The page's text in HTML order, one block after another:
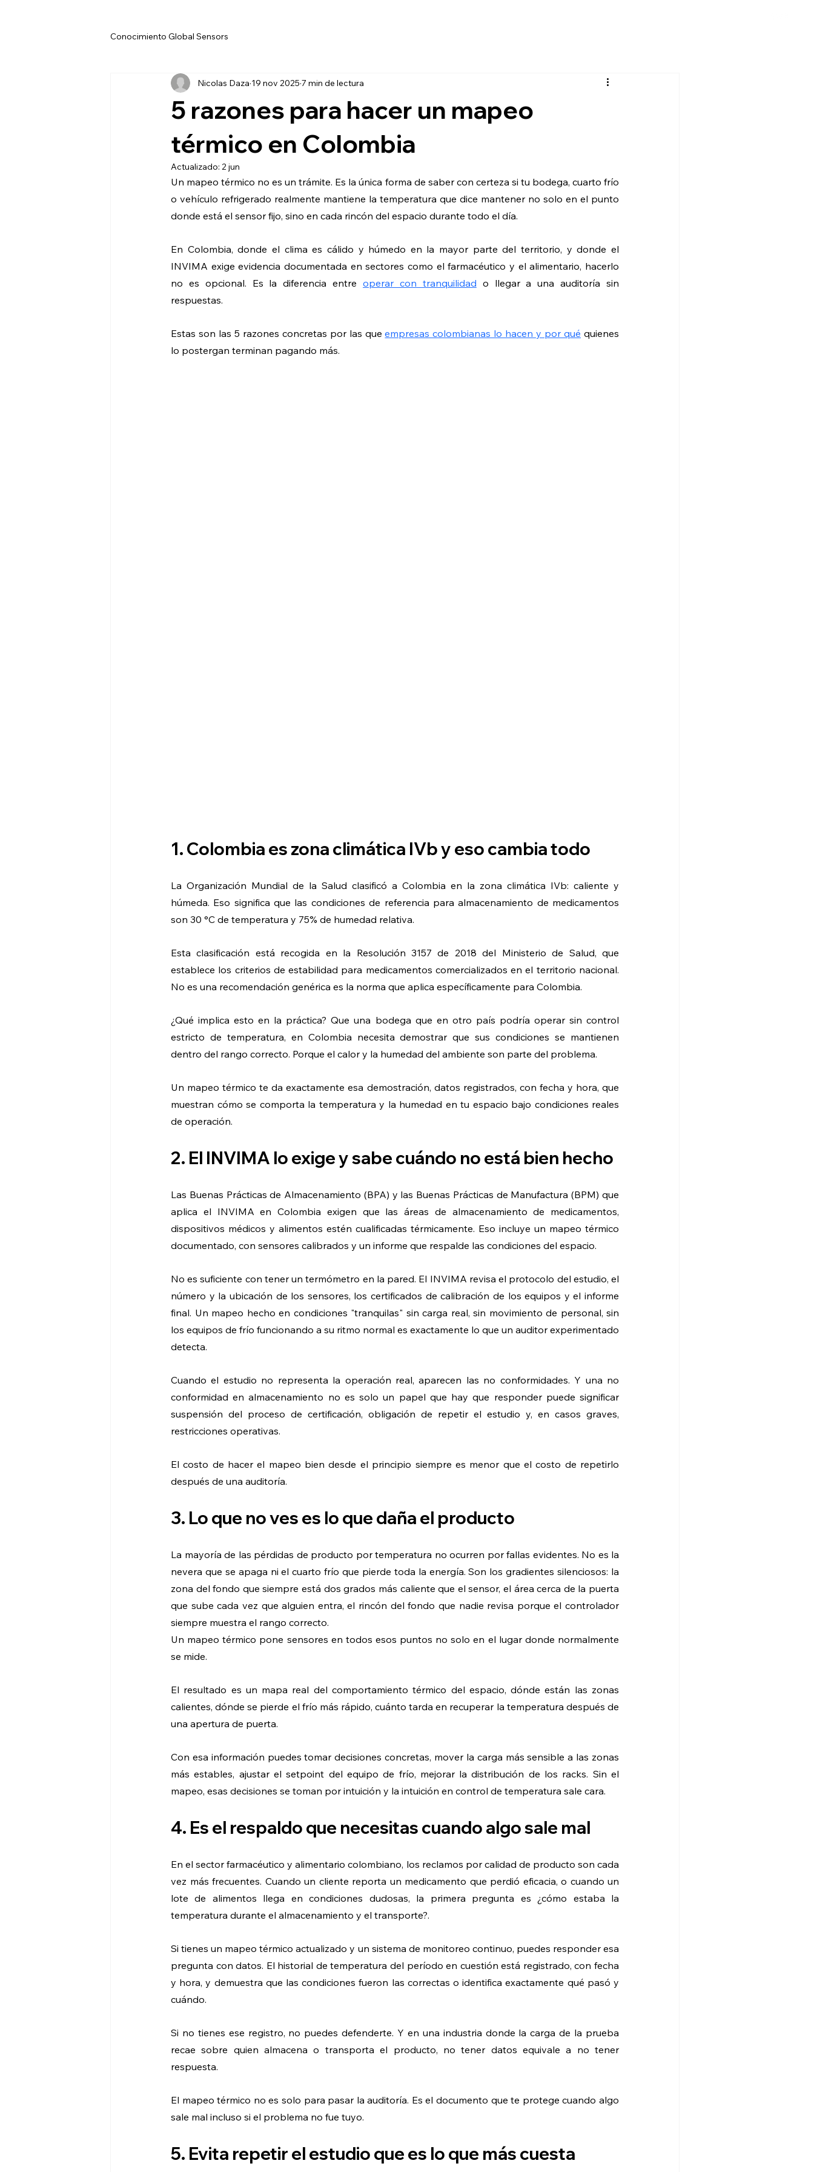
Conocimiento Global Sensors
5 razones para hacer un mapeo
térmico en Colombia
Nicolas Daza 19 nov 2025 7 min de lectura
Actualizado: 2 jun
Un mapeo térmico no es un trámite. Es la única forma de saber con certeza si tu bodega, cuarto frío
o vehículo refrigerado realmente mantiene la temperatura que dice mantener no solo en el punto
donde está el sensor fijo, sino en cada rincón del espacio durante todo el día.
En Colombia, donde el clima es cálido y húmedo en la mayor parte del territorio, y donde el
INVIMA exige evidencia documentada en sectores como el farmacéutico y el alimentario, hacerlo
no es opcional. Es la diferencia entre operar con tranquilidad o llegar a una auditoría sin
respuestas.
Estas son las 5 razones concretas por las que empresas colombianas lo hacen y por qué quienes
lo postergan terminan pagando más.
1. Colombia es zona climática IVb y eso cambia todo
La Organización Mundial de la Salud clasificó a Colombia en la zona climática IVb: caliente y
húmeda. Eso significa que las condiciones de referencia para almacenamiento de medicamentos
son 30 °C de temperatura y 75% de humedad relativa.
Esta clasificación está recogida en la Resolución 3157 de 2018 del Ministerio de Salud, que
establece los criterios de estabilidad para medicamentos comercializados en el territorio nacional.
No es una recomendación genérica es la norma que aplica específicamente para Colombia.
¿Qué implica esto en la práctica? Que una bodega que en otro país podría operar sin control
estricto de temperatura, en Colombia necesita demostrar que sus condiciones se mantienen
dentro del rango correcto. Porque el calor y la humedad del ambiente son parte del problema.
Un mapeo térmico te da exactamente esa demostración, datos registrados, con fecha y hora, que
muestran cómo se comporta la temperatura y la humedad en tu espacio bajo condiciones reales
de operación.
2. El INVIMA lo exige y sabe cuándo no está bien hecho
Las Buenas Prácticas de Almacenamiento (BPA) y las Buenas Prácticas de Manufactura (BPM) que
aplica el INVIMA en Colombia exigen que las áreas de almacenamiento de medicamentos,
dispositivos médicos y alimentos estén cualificadas térmicamente. Eso incluye un mapeo térmico
documentado, con sensores calibrados y un informe que respalde las condiciones del espacio.
No es suficiente con tener un termómetro en la pared. El INVIMA revisa el protocolo del estudio, el
número y la ubicación de los sensores, los certificados de calibración de los equipos y el informe
final. Un mapeo hecho en condiciones "tranquilas" sin carga real, sin movimiento de personal, sin
los equipos de frío funcionando a su ritmo normal es exactamente lo que un auditor experimentado
detecta.
Cuando el estudio no representa la operación real, aparecen las no conformidades. Y una no
conformidad en almacenamiento no es solo un papel que hay que responder puede significar
suspensión del proceso de certificación, obligación de repetir el estudio y, en casos graves,
restricciones operativas.
El costo de hacer el mapeo bien desde el principio siempre es menor que el costo de repetirlo
después de una auditoría.
3. Lo que no ves es lo que daña el producto
La mayoría de las pérdidas de producto por temperatura no ocurren por fallas evidentes. No es la
nevera que se apaga ni el cuarto frío que pierde toda la energía. Son los gradientes silenciosos: la
zona del fondo que siempre está dos grados más caliente que el sensor, el área cerca de la puerta
que sube cada vez que alguien entra, el rincón del fondo que nadie revisa porque el controlador
siempre muestra el rango correcto.
Un mapeo térmico pone sensores en todos esos puntos no solo en el lugar donde normalmente
se mide.
El resultado es un mapa real del comportamiento térmico del espacio, dónde están las zonas
calientes, dónde se pierde el frío más rápido, cuánto tarda en recuperar la temperatura después de
una apertura de puerta.
Con esa información puedes tomar decisiones concretas, mover la carga más sensible a las zonas
más estables, ajustar el setpoint del equipo de frío, mejorar la distribución de los racks. Sin el
mapeo, esas decisiones se toman por intuición y la intuición en control de temperatura sale cara.
4. Es el respaldo que necesitas cuando algo sale mal
En el sector farmacéutico y alimentario colombiano, los reclamos por calidad de producto son cada
vez más frecuentes. Cuando un cliente reporta un medicamento que perdió eficacia, o cuando un
lote de alimentos llega en condiciones dudosas, la primera pregunta es ¿cómo estaba la
temperatura durante el almacenamiento y el transporte?.
Si tienes un mapeo térmico actualizado y un sistema de monitoreo continuo, puedes responder esa
pregunta con datos. El historial de temperatura del período en cuestión está registrado, con fecha
y hora, y demuestra que las condiciones fueron las correctas o identifica exactamente qué pasó y
cuándo.
Si no tienes ese registro, no puedes defenderte. Y en una industria donde la carga de la prueba
recae sobre quien almacena o transporta el producto, no tener datos equivale a no tener
respuesta.
El mapeo térmico no es solo para pasar la auditoría. Es el documento que te protege cuando algo
sale mal incluso si el problema no fue tuyo.
5. Evita repetir el estudio que es lo que más cuesta